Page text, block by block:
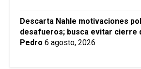
Descarta Nahle motivaciones
desafueros; busca evitar cierre
Pedro 6 agosto, 2026